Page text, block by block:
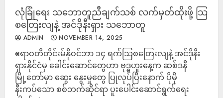
လုံခြုံရေး သဘောတူညီချက်သစ် လက်မှတ်ထိုးဖို့ သြ
စတြေးလျနဲ့ အင်ဒိုနီးရှား သဘောတူ
ADMIN NOVEMBER 14, 2025
ဧရာဝတီတိုင်းမ်နိုဝင်ဘာ ၁၄ ရက်သြစတြေးလျနဲ့ အင်ဒိုနီး
ရှားနိုင်ငံမှ ခေါင်းဆောင်တွေဟာ ဗုဒ္ဓဟူးနေ့က ဆစ်ဒနီ
မြို့တော်မှာ ဆွေး နွေးမှုတွေ ပြုလုပ်ပြီးနောက် ပိုမို
နီးကပ်သော စစ်ဘက်ဆိုင်ရာ ပူးပေါင်းဆောင်ရွက်ရေး